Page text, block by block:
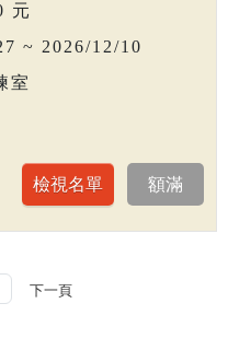
元
~ 2026/12/10
室
下一頁